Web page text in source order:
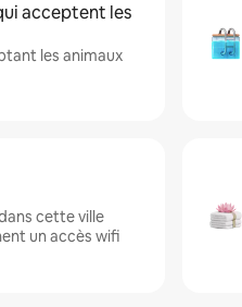
acceptent les
les animaux
cette ville
un accès wifi